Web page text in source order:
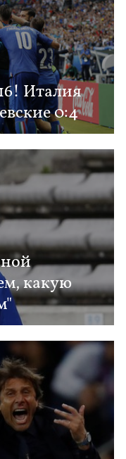
Италия
0:4
какую